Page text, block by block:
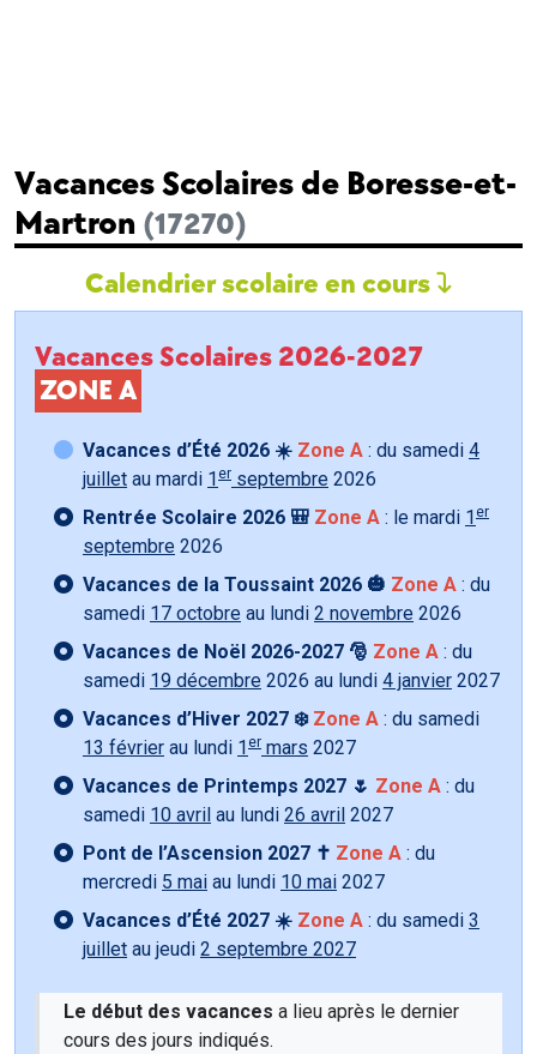
Vacances Scolaires de Boresse-et-
Martron (17270)
Calendrier scolaire en cours
Vacances Scolaires 2026-2027
ZONE A
Vacances d’Été 2026 ☀️ Zone A : du samedi 4
juillet au mardi 1 er septembre 2026
Rentrée Scolaire 2026 🎒 Zone A : le mardi 1 er
septembre 2026
Vacances de la Toussaint 2026 🎃 Zone A : du
samedi 17 octobre au lundi 2 novembre 2026
Vacances de Noël 2026-2027 🎅 Zone A : du
samedi 19 décembre 2026 au lundi 4 janvier 2027
Vacances d’Hiver 2027 ❄️ Zone A : du samedi
13 février au lundi 1 er mars 2027
Vacances de Printemps 2027 🌷 Zone A : du
samedi 10 avril au lundi 26 avril 2027
Pont de l’Ascension 2027 ✝️ Zone A : du
mercredi 5 mai au lundi 10 mai 2027
Vacances d’Été 2027 ☀️ Zone A : du samedi 3
juillet au jeudi 2 septembre 2027
Le début des vacances a lieu après le dernier
cours des jours indiqués.